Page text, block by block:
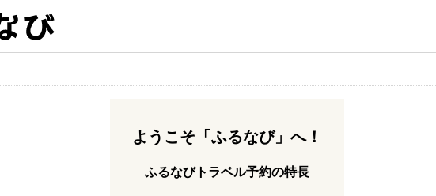
ようこそ「ふるなび」へ！
ふるなびトラベル予約の特長